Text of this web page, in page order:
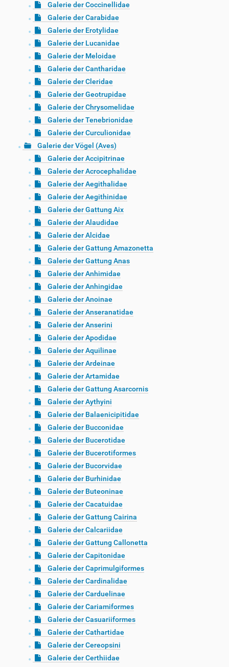
Galerie der Coccinellidae
Galerie der Carabidae
Galerie der Erotylidae
Galerie der Lucanidae
Galerie der Meloidae
Galerie der Cantharidae
Galerie der Cleridae
Galerie der Geotrupidae
Galerie der Chrysomelidae
Galerie der Tenebrionidae
Galerie der Curculionidae
Galerie der Vögel (Aves)
Galerie der Accipitrinae
Galerie der Acrocephalidae
Galerie der Aegithalidae
Galerie der Aegithinidae
Galerie der Gattung Aix
Galerie der Alaudidae
Galerie der Alcidae
Galerie der Gattung Amazonetta
Galerie der Gattung Anas
Galerie der Anhimidae
Galerie der Anhingidae
Galerie der Anoinae
Galerie der Anseranatidae
Galerie der Anserini
Galerie der Apodidae
Galerie der Aquilinae
Galerie der Ardeinae
Galerie der Artamidae
Galerie der Gattung Asarcornis
Galerie der Aythyini
Galerie der Balaenicipitidae
Galerie der Bucconidae
Galerie der Bucerotidae
Galerie der Bucerotiformes
Galerie der Bucorvidae
Galerie der Burhinidae
Galerie der Buteoninae
Galerie der Cacatuidae
Galerie der Gattung Cairina
Galerie der Calcariidae
Galerie der Gattung Callonetta
Galerie der Capitonidae
Galerie der Caprimulgiformes
Galerie der Cardinalidae
Galerie der Carduelinae
Galerie der Cariamiformes
Galerie der Casuariiformes
Galerie der Cathartidae
Galerie der Cereopsini
Galerie der Certhiidae